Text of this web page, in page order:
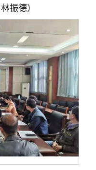
振德）